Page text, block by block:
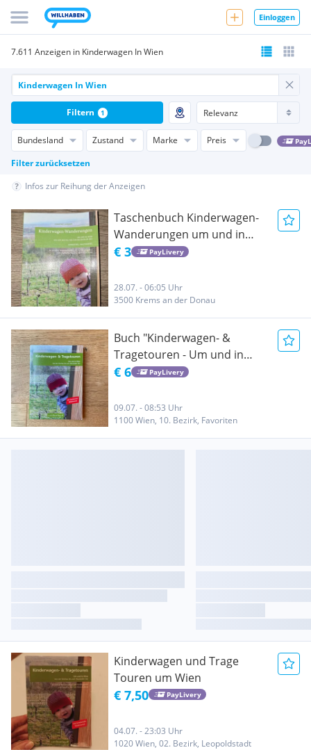
Einloggen
7.611 Anzeigen in Kinderwagen In Wien
Bundesland Zustand Marke Preis
Filter zurücksetzen
Filtern 1
Infos zur Reihung der Anzeigen
Taschenbuch Kinderwagen-
Wanderungen um und in
Wien
€ 3 PayLivery
28.07. - 06:05 Uhr
3500 Krems an der Donau
Buch "Kinderwagen- &
Tragetouren - Um und in
Wien"
€ 6 PayLivery
09.07. - 08:53 Uhr
1100 Wien, 10. Bezirk, Favoriten
Kinderwagen und Trage
Touren um Wien
€ 7,50 PayLivery
04.07. - 23:03 Uhr
1020 Wien, 02. Bezirk, Leopoldstadt